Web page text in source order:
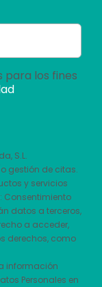
para los fines
S.L.
gestión de citas.
y servicios
: Consentimiento
datos a terceros,
a acceder,
derechos, como
información
Personales en